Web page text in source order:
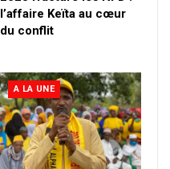
l’affaire Keïta au cœur
du conflit
A LA UNE